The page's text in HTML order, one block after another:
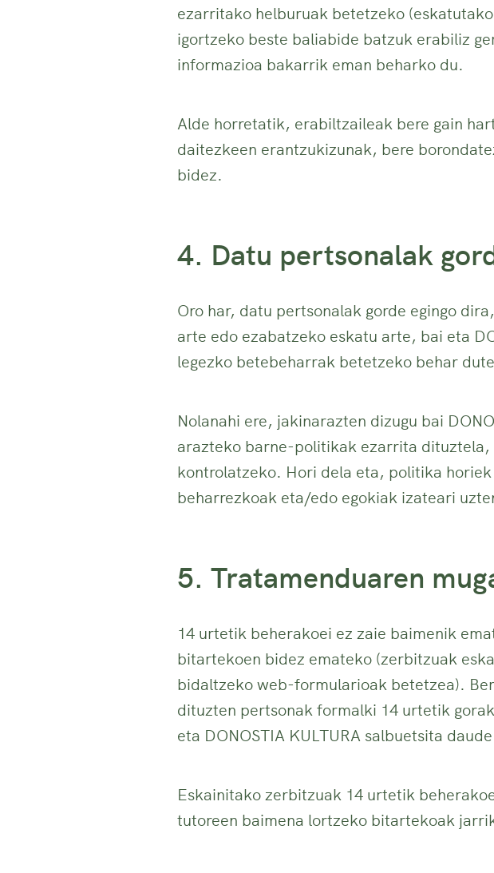
ezarritako helburuak betetzeko
igortzeko beste baliabide batzuk erabiliz
informazioa bakarrik eman beharko du.
Alde horretatik, erabiltzaileak bere gain
daitezkeen erantzukizunak, bere
bidez.
4. Datu pertsonalak
Oro har, datu pertsonalak gorde egingo
arte edo ezabatzeko eskatu arte, bai eta
legezko betebeharrak betetzeko behar
Nolanahi ere, jakinarazten dizugu bai
arazteko barne-politikak ezarrita dituztela,
kontrolatzeko. Hori dela eta, politika
beharrezkoak eta/edo egokiak izateari
5. Tratamenduaren
14 urtetik beherakoei ez zaie baimenik
bitartekoen bidez emateko (zerbitzuak
bidaltzeko web-formularioak betetzea).
dituzten pertsonak formalki 14 urtetik
eta DONOSTIA KULTURA salbuetsita
Eskainitako zerbitzuak 14 urtetik
tutoreen baimena lortzeko bitartekoak